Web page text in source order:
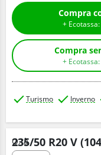
Turismo Inverno
235/50 R20 V
Q.tà